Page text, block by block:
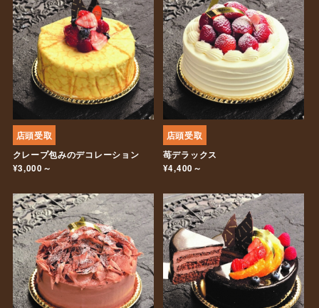
店頭受取
クレープ包みのデコレーション
¥3,000～
店頭受取
苺デラックス
¥4,400～